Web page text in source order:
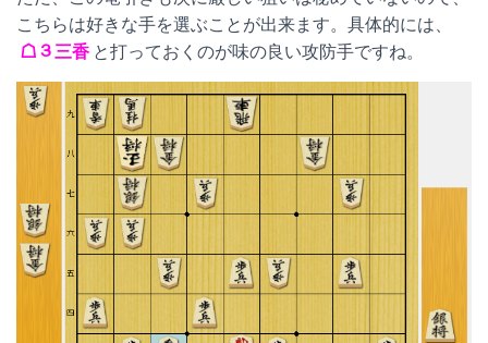
こちらは好きな手を選ぶことが出来ます。具体的には、
☖３三香 と打っておくのが味の良い攻防手ですね。